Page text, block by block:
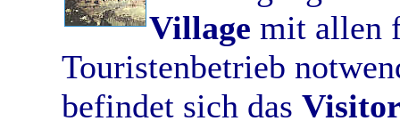
Village mit allen
Touristenbetrieb
befindet sich das